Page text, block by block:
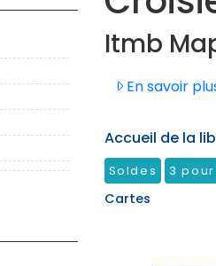
Itmb
En savoir
Accueil de la
Soldes 3 pour
Cartes